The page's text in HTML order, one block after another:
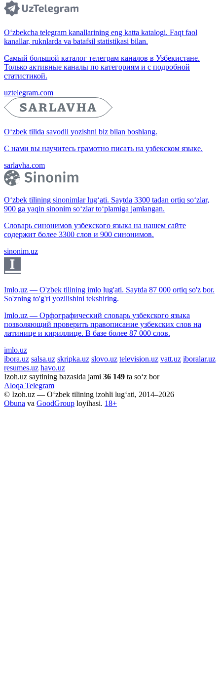
O‘zbekcha telegram kanallarining eng katta katalogi. Faqt faol
kanallar, ruknlarda va batafsil statistikasi bilan.
Самый большой каталог телеграм каналов в Узбекистане.
Только активные каналы по категориям и с подробной
статистикой.
uztelegram.com
O‘zbek tilida savodli yozishni biz bilan boshlang.
С нами вы научитесь грамотно писать на узбекском языке.
sarlavha.com
O‘zbek tilining sinonimlar lug‘ati. Saytda 3300 tadan ortiq so‘zlar,
900 ga yaqin sinonim so‘zlar to‘plamiga jamlangan.
Словарь синонимов узбекского языка на нашем сайте
содержит более 3300 слов и 900 синонимов.
sinonim.uz
Imlo.uz — O'zbek tilining imlo lug'ati. Saytda 87 000 ortiq so'z bor.
So'zning to'g'ri yozilishini tekshiring.
Imlo.uz — Орфографический словарь узбекского языка
позволяющий проверить правописание узбекских слов на
латинице и кириллице. В базе более 87 000 слов.
imlo.uz
ibora.uz salsa.uz skripka.uz slovo.uz television.uz vatt.uz iboralar.uz
resumes.uz havo.uz
Izoh.uz saytining bazasida jami 36 149 ta so‘z bor
Aloqa Telegram
© Izoh.uz — O‘zbek tilining izohli lug‘ati, 2014–2026
Obuna va GoodGroup loyihasi. 18+